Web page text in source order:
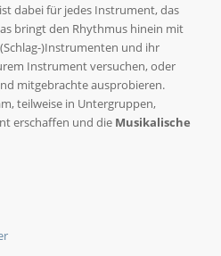
dabei für jedes Instrument, das
bringt den Rhythmus hinein mit
)Instrumenten und ihr
Instrument versuchen, oder
mitgebrachte ausprobieren.
teilweise in Untergruppen,
erschaffen und die Musikalische